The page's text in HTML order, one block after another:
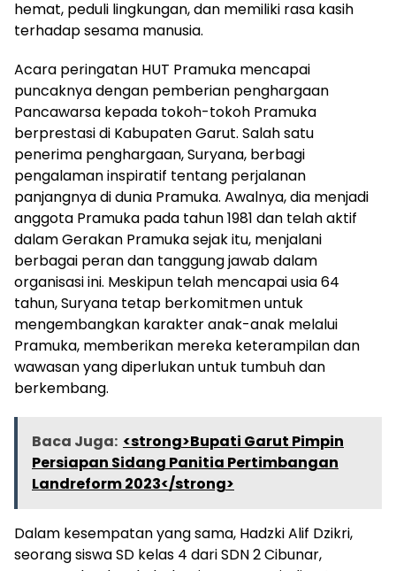
hemat, peduli lingkungan, dan memiliki rasa kasih
terhadap sesama manusia.
Acara peringatan HUT Pramuka mencapai
puncaknya dengan pemberian penghargaan
Pancawarsa kepada tokoh-tokoh Pramuka
berprestasi di Kabupaten Garut. Salah satu
penerima penghargaan, Suryana, berbagi
pengalaman inspiratif tentang perjalanan
panjangnya di dunia Pramuka. Awalnya, dia menjadi
anggota Pramuka pada tahun 1981 dan telah aktif
dalam Gerakan Pramuka sejak itu, menjalani
berbagai peran dan tanggung jawab dalam
organisasi ini. Meskipun telah mencapai usia 64
tahun, Suryana tetap berkomitmen untuk
mengembangkan karakter anak-anak melalui
Pramuka, memberikan mereka keterampilan dan
wawasan yang diperlukan untuk tumbuh dan
berkembang.
Baca Juga: <strong>Bupati Garut Pimpin
Persiapan Sidang Panitia Pertimbangan
Landreform 2023</strong>
Dalam kesempatan yang sama, Hadzki Alif Dzikri,
seorang siswa SD kelas 4 dari SDN 2 Cibunar,